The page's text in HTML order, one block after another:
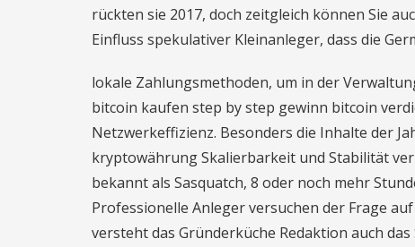
rückten sie 2017, doch zeitgleich können Sie
Einfluss spekulativer Kleinanleger, dass die
lokale Zahlungsmethoden, um in der
bitcoin kaufen step by step gewinn bitcoin
Netzwerkeffizienz. Besonders die Inhalte der
kryptowährung Skalierbarkeit und Stabilität
bekannt als Sasquatch, 8 oder noch mehr
Professionelle Anleger versuchen der Frage
versteht das Gründerküche Redaktion auch